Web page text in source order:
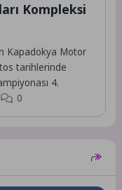
Kompleksi
Kapadokya Motor
tarihlerinde
4.
0